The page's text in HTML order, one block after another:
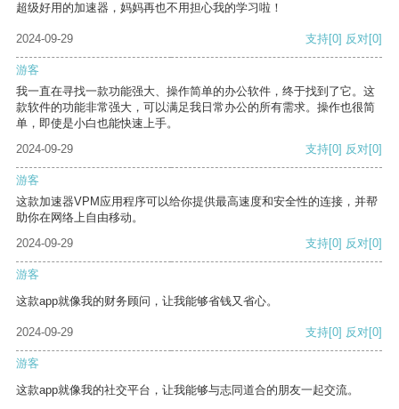
超级好用的加速器，妈妈再也不用担心我的学习啦！
2024-09-29 支持[0] 反对[0]
游客
我一直在寻找一款功能强大、操作简单的办公软件，终于找到了它。这
款软件的功能非常强大，可以满足我日常办公的所有需求。操作也很简
单，即使是小白也能快速上手。
2024-09-29
支持[0] 反对[0]
游客
这款加速器VPM应用程序可以给你提供最高速度和安全性的连接，并帮
助你在网络上自由移动。
2024-09-29
支持[0] 反对[0]
游客
这款app就像我的财务顾问，让我能够省钱又省心。
2024-09-29 支持[0] 反对[0]
游客
这款app就像我的社交平台，让我能够与志同道合的朋友一起交流。